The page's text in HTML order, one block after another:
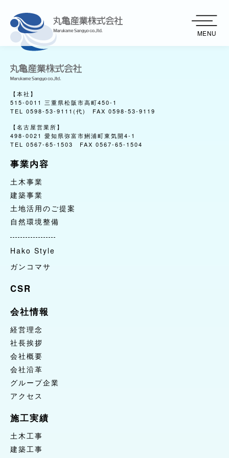
MENU
事業内容
土木事業
建築事業
土地活用のご提案
自然環境整備
CSR
会社情報
会社概要
会社沿革
グループ企業
アクセス
施工実績
土木工事
自然環境整備
お問合せ
【本社】
515-0011 三重県松阪市高町450-1
TEL 0598-53-9111(代) FAX 0598-53-9119
【名古屋営業所】
498-0021 愛知県弥富市鯏浦町東気開4-1
TEL 0567-65-1503 FAX 0567-65-1504
事業内容
土木事業
建築事業
土地活用のご提案
自然環境整備
Hako Style
ガンコマサ
CSR
会社情報
経営理念
社長挨拶
会社概要
会社沿革
グループ企業
アクセス
施工実績
土木工事
建築工事